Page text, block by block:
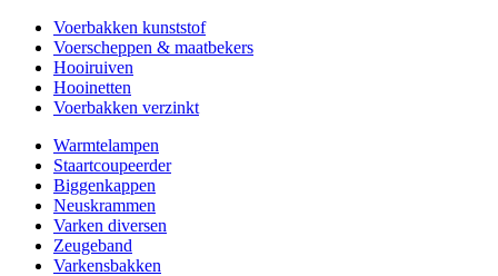
Voerbakken kunststof
Voerscheppen & maatbekers
Hooiruiven
Hooinetten
Voerbakken verzinkt
Warmtelampen
Staartcoupeerder
Biggenkappen
Neuskrammen
Varken diversen
Zeugeband
Varkensbakken